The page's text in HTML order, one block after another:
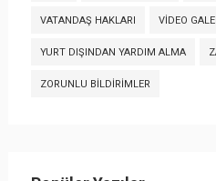
VATANDAŞ HAKLARI VIDEO
YURT DIŞINDAN YARDIM ALMA
ZORUNLU BILDIRIMLER